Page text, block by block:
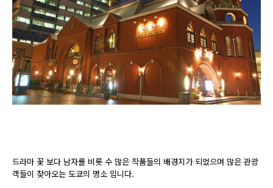
드라마 꽃 보다 남자를 비롯 수 많은 작품들의 배경지가 되었으며 많은 관광
객들이 찾아오는 도쿄의 명소 입니다.